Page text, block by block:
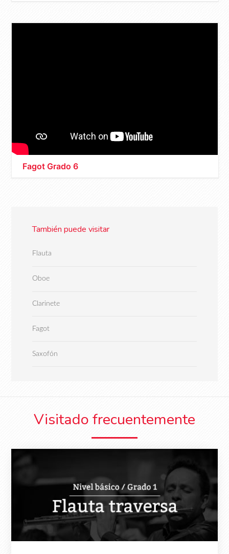
Fagot Grado 6
También puede visitar
Flauta
Oboe
Clarinete
Fagot
Saxofón
Visitado frecuentemente